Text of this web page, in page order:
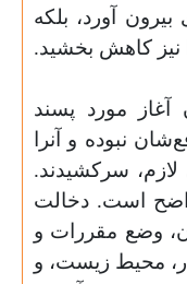
بعدی بیرون آورد، بلکه
کاهش بخشید.
آغاز مورد پسند
نبوده و آنرا
لازم، سرکشیدند.
است. دخالت
وضع مقررات و
محیط زیست، و